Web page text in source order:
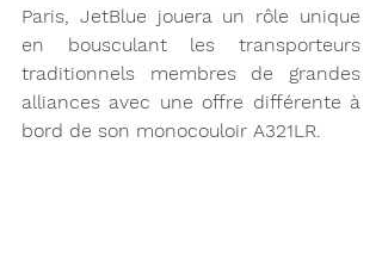
Paris, JetBlue jouera un rôle unique
en bousculant les transporteurs
traditionnels membres de grandes
alliances avec une offre différente à
bord de son monocouloir A321LR.